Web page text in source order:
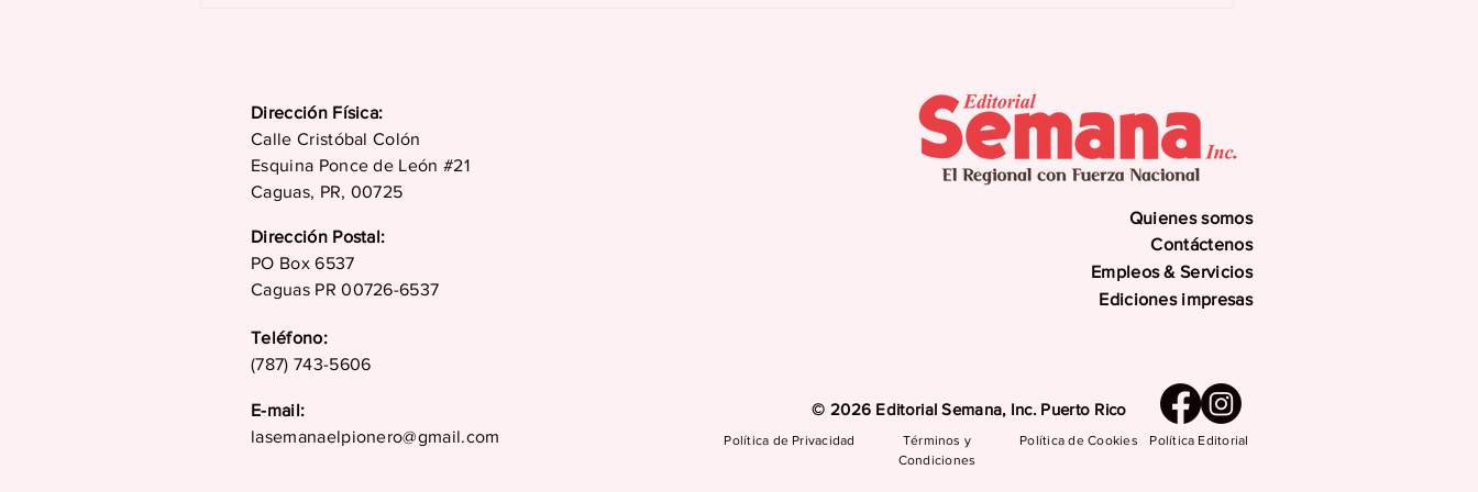
Dirección Física:
Calle Cristóbal Colón
Esquina Ponce de León #21
Caguas, PR, 00725
Dirección Postal:
PO Box 6537
Caguas PR 00726-6537
Teléfono:
(787) 743-5606
E-mail:
lasemanaelpionero@gmail.com
Quienes somos
Contáctenos
Empleos & Servicios
Ediciones impresas
© 2026 Editorial Semana, Inc. Puerto Rico
Política de Privacidad
Términos y
Condiciones
Política de Cookies Política Editorial